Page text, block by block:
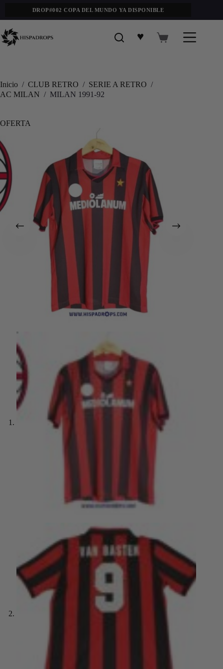
DROP#002 COPA DEL MUNDO YA DISPONIBLE
♥
Inicio / CLUB RETRO / SERIE A RETRO /
AC MILAN / MILAN 1991-92
OFERTA